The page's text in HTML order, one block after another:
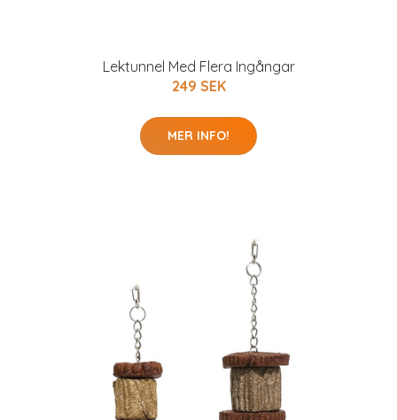
Lektunnel Med Flera Ingångar
249 SEK
MER INFO!